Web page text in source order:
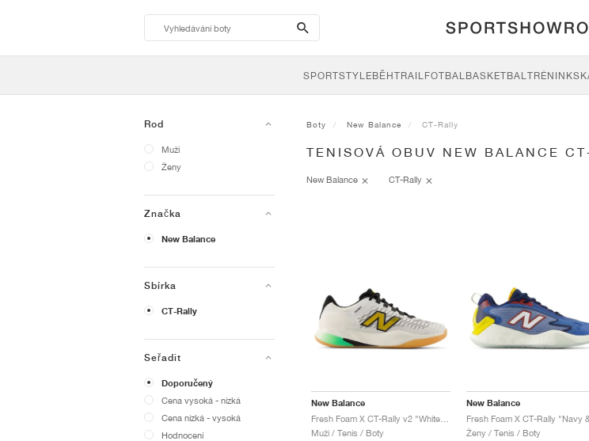
search-
btn
SPORTSTYLEBĚHTRAILFOTBALBASKETBALTRÉNINK
Rod
Muži
Ženy
Značka
New Balance
Sbírka
CT-Rally
Seřadit
Doporučený
Cena vysoká - nízká
Cena nízká - vysoká
Hodnocení
Boty New Balance CT-Rally
TENISOVÁ OBUV NEW BALANCE
New Balance CT-Rally
New Balance
Muži / Tenis / Boty
New Balance
Ženy / Tenis / Boty